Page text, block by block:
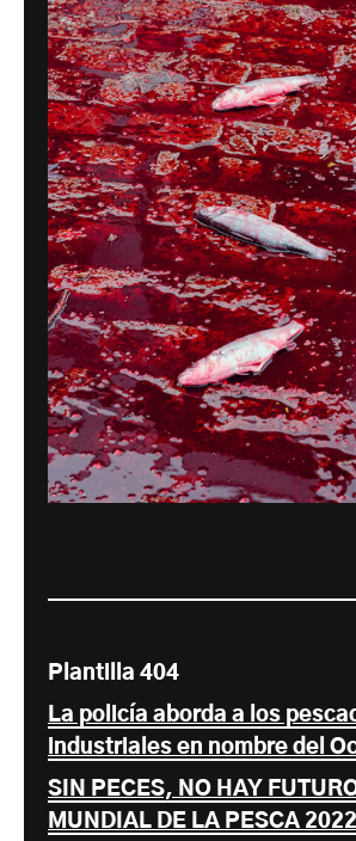
Plantilla 404
La policía aborda a los
industriales en nombre del
SIN PECES, NO HAY
MUNDIAL DE LA PESCA 2022